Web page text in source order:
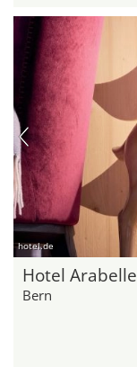
hotel.de
Hotel Arabelle
Bern